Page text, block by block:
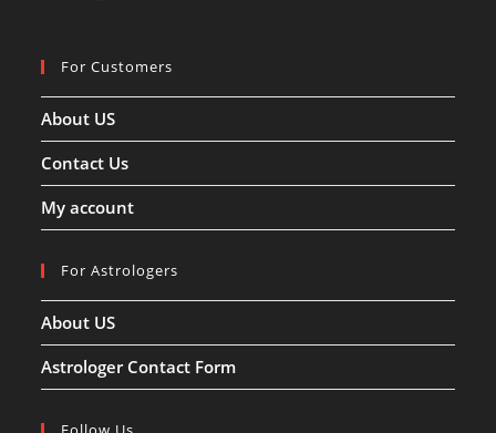
For Customers
About US
Contact Us
My account
For Astrologers
About US
Astrologer Contact Form